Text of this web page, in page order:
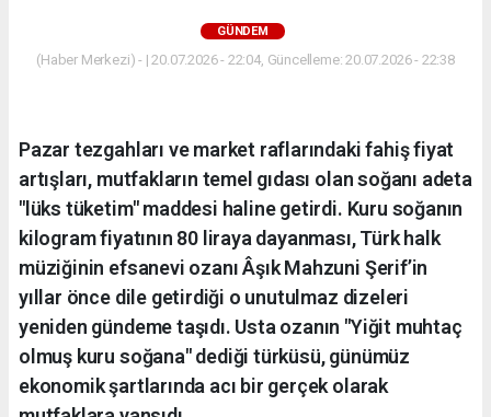
GÜNDEM
(Haber Merkezi) - | 20.07.2026 - 22:04, Güncelleme: 20.07.2026 - 22:38
Pazar tezgahları ve market raflarındaki fahiş fiyat
artışları, mutfakların temel gıdası olan soğanı adeta
"lüks tüketim" maddesi haline getirdi. Kuru soğanın
kilogram fiyatının 80 liraya dayanması, Türk halk
müziğinin efsanevi ozanı Âşık Mahzuni Şerif’in
yıllar önce dile getirdiği o unutulmaz dizeleri
yeniden gündeme taşıdı. Usta ozanın "Yiğit muhtaç
olmuş kuru soğana" dediği türküsü, günümüz
ekonomik şartlarında acı bir gerçek olarak